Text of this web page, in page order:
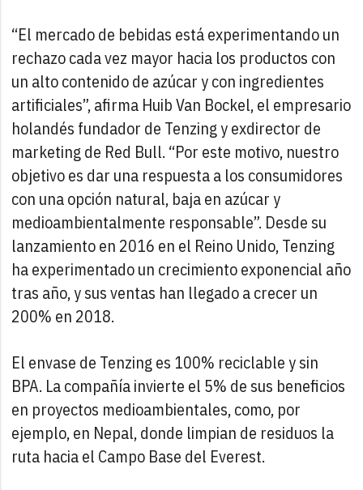
“El mercado de bebidas está experimentando un
rechazo cada vez mayor hacia los productos con
un alto contenido de azúcar y con ingredientes
artificiales”, afirma Huib Van Bockel, el empresario
holandés fundador de Tenzing y exdirector de
marketing de Red Bull. “Por este motivo, nuestro
objetivo es dar una respuesta a los consumidores
con una opción natural, baja en azúcar y
medioambientalmente responsable”. Desde su
lanzamiento en 2016 en el Reino Unido, Tenzing
ha experimentado un crecimiento exponencial año
tras año, y sus ventas han llegado a crecer un
200% en 2018.
El envase de Tenzing es 100% reciclable y sin
BPA. La compañía invierte el 5% de sus beneficios
en proyectos medioambientales, como, por
ejemplo, en Nepal, donde limpian de residuos la
ruta hacia el Campo Base del Everest.